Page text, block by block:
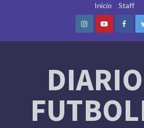
Inicio Staff
InstagramYoutube